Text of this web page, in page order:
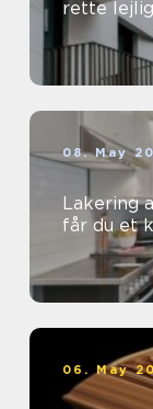
rette
08. May
Lakering af
får du et
06. May